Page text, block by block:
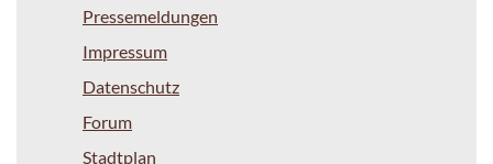
Pressemeldungen
Impressum
Datenschutz
Forum
Stadtplan